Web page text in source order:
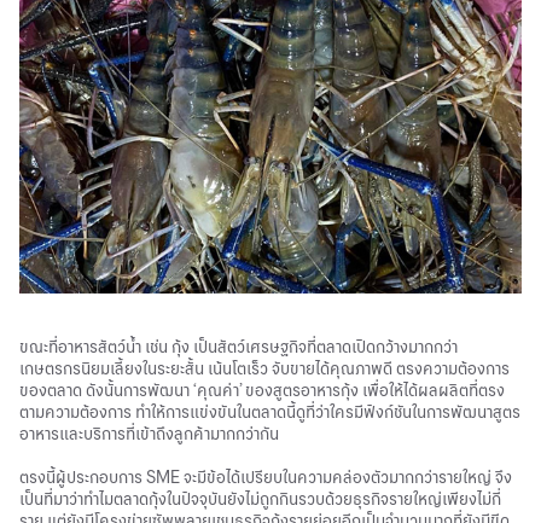
ขณะที่อาหารสัตว์น้ำ เช่น กุ้ง เป็นสัตว์เศรษฐกิจที่ตลาดเปิดกว้างมากกว่า
เกษตรกรนิยมเลี้ยงในระยะสั้น เน้นโตเร็ว จับขายได้คุณภาพดี ตรงความต้องการ
ของตลาด ดังนั้นการพัฒนา ‘คุณค่า’ ของสูตรอาหารกุ้ง เพื่อให้ได้ผลผลิตที่ตรง
ตามความต้องการ ทำให้การแข่งขันในตลาดนี้ดูที่ว่าใครมีฟังก์ชันในการพัฒนาสูตร
อาหารและบริการที่เข้าถึงลูกค้ามากกว่ากัน
ตรงนี้ผู้ประกอบการ SME จะมีข้อได้เปรียบในความคล่องตัวมากกว่ารายใหญ่ จึง
เป็นที่มาว่าทำไมตลาดกุ้งในปัจจุบันยังไม่ถูกกินรวบด้วยธุรกิจรายใหญ่เพียงไม่กี่